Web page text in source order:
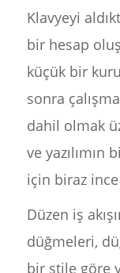
Klavyeyi
bir hesap
küçük bir
sonra
dahil olmak
ve yazılımın
için biraz
Düzen iş
düğmeleri,
bir stile göre